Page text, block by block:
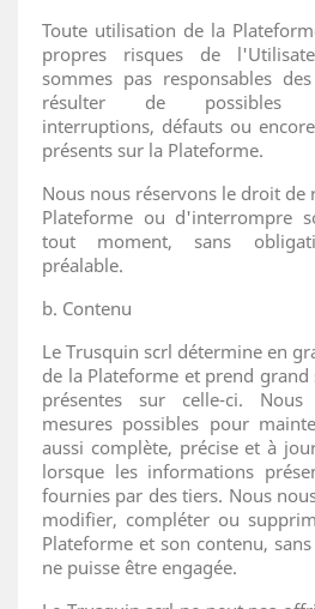
Toute utilisation de la
propres risques de
sommes pas responsables
résulter de possibles
interruptions, défauts ou
présents sur la Plateforme.
Nous nous réservons le droit de
Plateforme ou d'interrompre
tout moment, sans
préalable.
b. Contenu
Le Trusquin scrl détermine en
de la Plateforme et prend
présentes sur celle-ci.
mesures possibles pour
aussi complète, précise et à
lorsque les informations
fournies par des tiers. Nous
modifier, compléter ou
Plateforme et son contenu,
ne puisse être engagée.